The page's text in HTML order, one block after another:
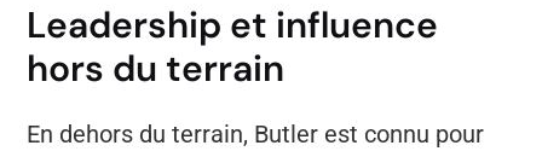
Leadership et influence
hors du terrain
En dehors du terrain, Butler est connu pour